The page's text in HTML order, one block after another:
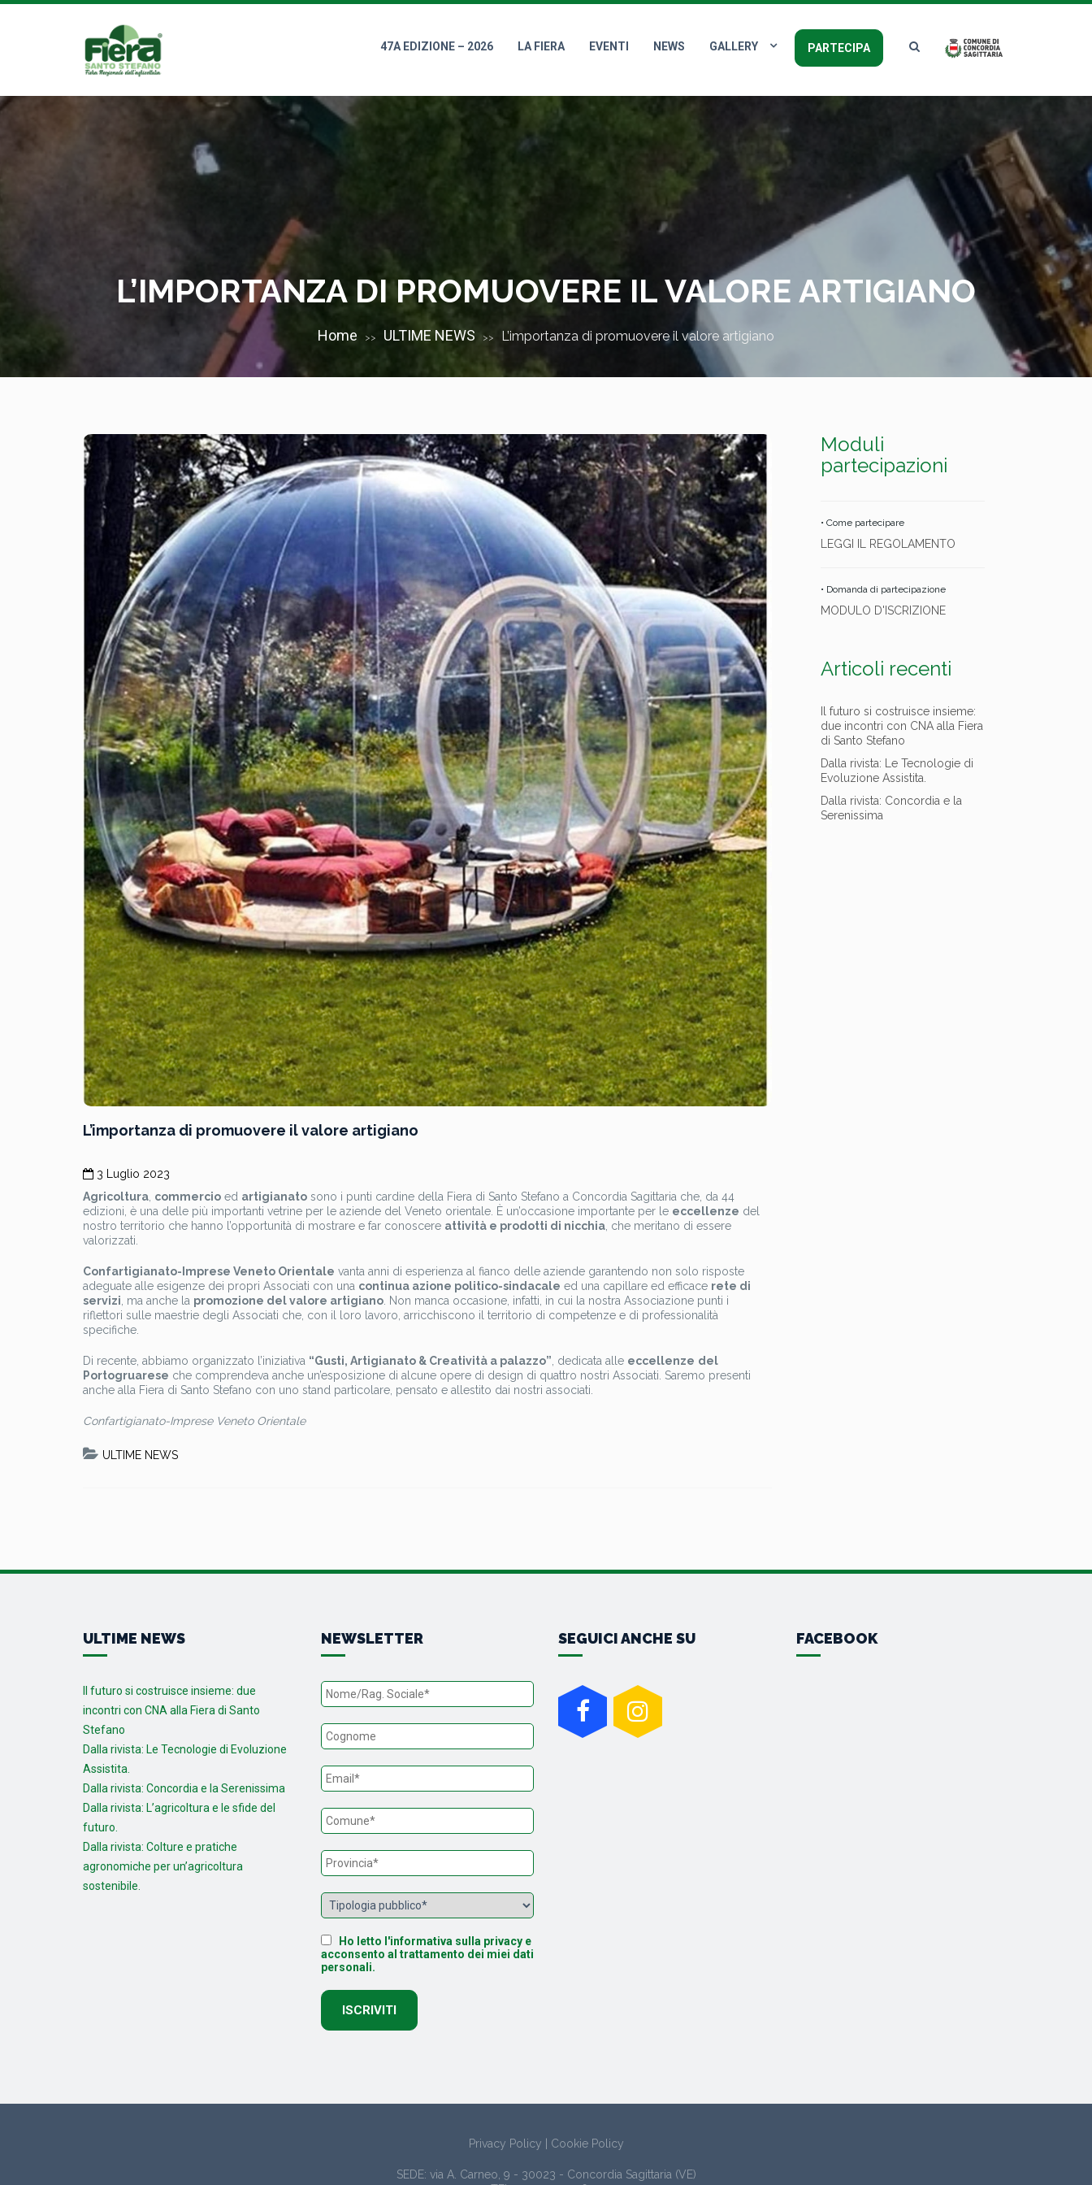
47A EDIZIONE – 2026 LA FIERA EVENTI NEWS GALLERY PARTECIPA
L’IMPORTANZA DI PROMUOVERE IL VALORE ARTIGIANO
Home >> ULTIME NEWS >> L’importanza di promuovere il valore artigiano
L’importanza di promuovere il valore artigiano
3 Luglio 2023
Agricoltura commercio ed artigianato sono i punti cardine della Fiera di Santo Stefano a Concordia Sagittaria che, da 44
edizioni, è una delle più importanti vetrine per le aziende del Veneto orientale. È un’occasione importante per le eccellenze del
nostro territorio che hanno l’opportunità di mostrare e far conoscere attività e prodotti di nicchia , che meritano di essere
valorizzati.
Confartigianato-Imprese Veneto Orientale vanta anni di esperienza al fianco delle aziende garantendo non solo risposte
adeguate alle esigenze dei propri Associati con una continua azione politico-sindacale ed una capillare ed efficace rete di
servizi , ma anche la promozione del valore artigiano . Non manca occasione, infatti, in cui la nostra Associazione punti i
riflettori sulle maestrie degli Associati che, con il loro lavoro, arricchiscono il territorio di competenze e di professionalità
specifiche.
Di recente, abbiamo organizzato l’iniziativa “Gusti, Artigianato & Creatività a palazzo” , dedicata alle eccellenze del
Portogruarese che comprendeva anche un’esposizione di alcune opere di design di quattro nostri Associati. Saremo presenti
anche alla Fiera di Santo Stefano con uno stand particolare, pensato e allestito dai nostri associati.
Confartigianato-Imprese Veneto Orientale
ULTIME NEWS
Moduli
partecipazioni
• Come partecipare
LEGGI IL REGOLAMENTO
• Domanda di partecipazione
MODULO D'ISCRIZIONE
Articoli recenti
Il futuro si costruisce insieme:
due incontri con CNA alla Fiera
di Santo Stefano
Dalla rivista: Le Tecnologie di
Evoluzione Assistita.
Dalla rivista: Concordia e la
Serenissima
ULTIME NEWS
Il futuro si costruisce insieme: due
incontri con CNA alla Fiera di Santo
Stefano
Dalla rivista: Le Tecnologie di Evoluzione
Assistita.
Dalla rivista: Concordia e la Serenissima
Dalla rivista: L’agricoltura e le sfide del
futuro.
Dalla rivista: Colture e pratiche
agronomiche per un’agricoltura
sostenibile.
NEWSLETTER
Ho letto l'informativa sulla privacy e
acconsento al trattamento dei miei dati
personali.
SEGUICI ANCHE SU FACEBOOK
Privacy Policy Cookie Policy
SEDE: via A. Carneo, 9 - 30023 - Concordia Sagittaria (VE)